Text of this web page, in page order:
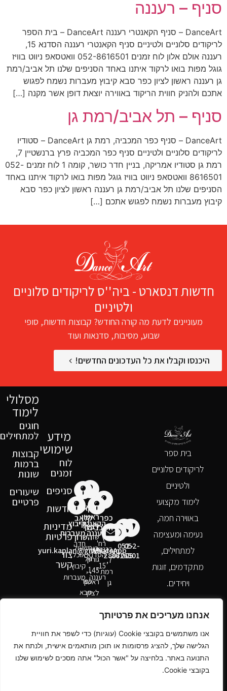
אנחנו מעריכים את פרטיותך
אנו משתמשים בקובצי Cookie (עוגיות) כדי לשפר את חוויית
הגלישה שלך, להציג פרסומות או תוכן מותאמים אישית, ולנתח את
התנועה באתר. בלחיצה על "אשר הכול" אתה מסכים לשימוש שלנו
בקובצי Cookie.
סניף – רעננה
DanceArt – סניף הקאנטרי רעננה DanceArt – בית הספר
לריקודים סלוניים ולטיניים סניף הקאנטרי רעננה הסדנא 15,
רעננה אולם אלון לוח זמנים 052-8616501 וואטסאפ ניווט בוויז
גוגל מפות בואו לרקוד איתנו באחד הסניפים שלנו תל אביב/רמת
גן רעננה ראשון לציון כפר סבא קיבוץ מעברות נשמח לפגוש
אתכם ולהניק חווית הריקוד באווירה יוצאת דופן אשר מקנה […]
סניף – תל אביב/רמת גן
DanceArt – סניף כפר המכביה, רמת גן DanceArt – סטודיו
לריקודים סלוניים ולטיניים סניף כפר המכביה פרץ ברנשטיין 7,
רמת גן סטודיו אמריקה, בניין חדר כושר, קומה 1 לוח זמנים 052-
8616501 וואטסאפ ניווט בוויז גוגל מפות בואו לרקוד איתנו באחד
הסניפים שלנו תל אביב/רמת גן רעננה ראשון לציון כפר סבא
קיבוץ מעברות נשמח לפגוש אתכם […]
חדשות דנסארט - ביה''ס לריקודים סלוניים
ולטיניים
מעוניינים לדעת מה קורה החודש? קבוצות חדשות, סופי
שבוע, מסיבות, סדנאות ועוד
היכנסו וקבלו את כל העדכונים החדשים!
בית ספר
לריקודים סלוניים
ולטיניים
לימוד מקצועי
באווירה חמה,
נעימה ומעצימה
למתחילים,
מתקדמים, זוגות
ויחידים.
052-
8616501
052-
2807205
WhatsApp
yuri.kaplan@gmail.com
כפר
המכביה
פרץ
ברנשטיין
7,
רמת
גן
הקאנטרי
רעננה
רח'
הסדנא
15,
רעננה
הקאנטרי
ראשון
לציון
שד'
בן
גוריון
45,
ראשון
לציון
קאנטרי
קלאב
גלי
השרון
משעול
גיל
1,
כפר
סבא
קיבוץ
מעברות
חדר
אוכל,
קיבוץ
מעברות
מידע
שימושי
לוח
זמנים
סניפים
חדשות
מדיניות
פרטיות
צור
קשר
מסלולי
לימוד
חוגים
למתחילים
קבוצות
ברמות
שונות
שיעורים
פרטיים